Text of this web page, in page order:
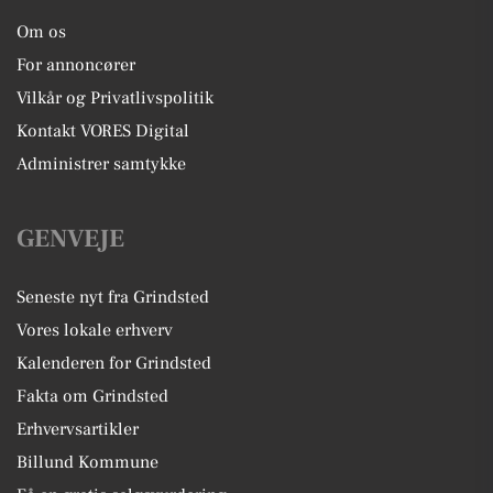
Om os
For annoncører
Vilkår og Privatlivspolitik
Kontakt VORES Digital
Administrer samtykke
GENVEJE
Seneste nyt fra Grindsted
Vores lokale erhverv
Kalenderen for Grindsted
Fakta om Grindsted
Erhvervsartikler
Billund Kommune